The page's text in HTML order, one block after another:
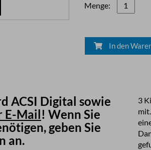
Menge:
In den
ACSI Digital sowie
E-Mail! Wenn Sie
geben Sie
an.
3 Kinder bis einschl. 5 Jahre) übernachten auf 400 Campingplätzen kostenlos
mit.